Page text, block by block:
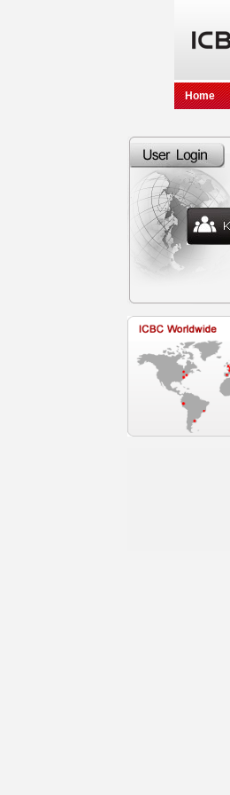
Home